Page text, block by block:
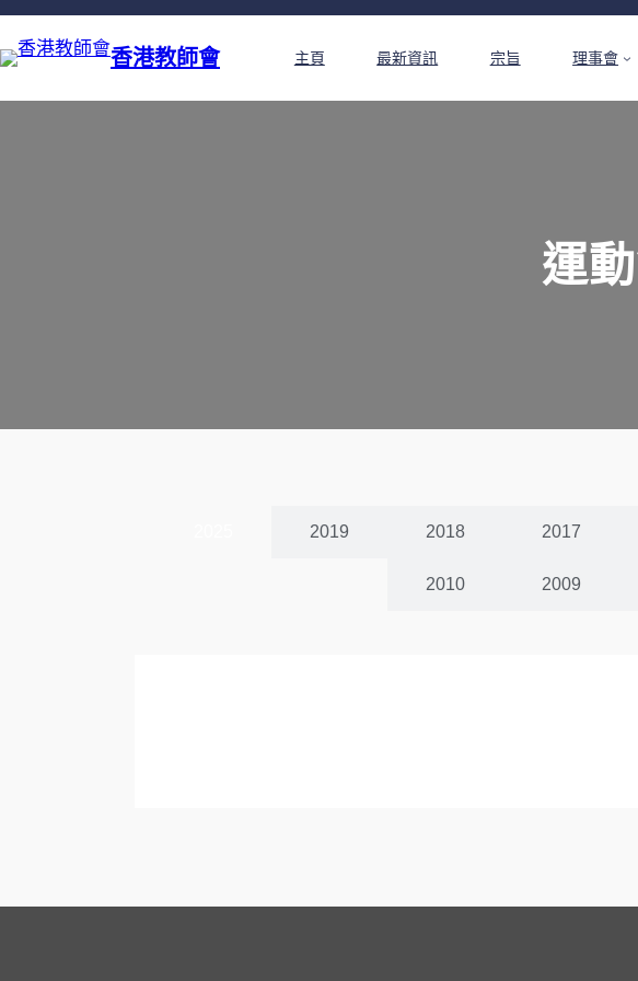
香港教師會 主頁 最新資訊 宗旨 理事會
運
2019 2018 2017
2010 2009